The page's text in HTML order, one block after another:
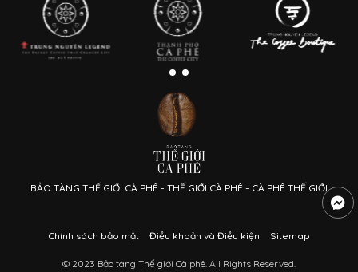
© 2023 Bảo tàng Thế giới Cà phê. All Rights Reserved.
Chính sách bảo mật Điều khoản và Điều kiện Sitemap
BẢO TÀNG THẾ GIỚI CÀ PHÊ - THẾ GIỚI CÀ PHÊ - CÀ PHÊ THẾ GIỚI